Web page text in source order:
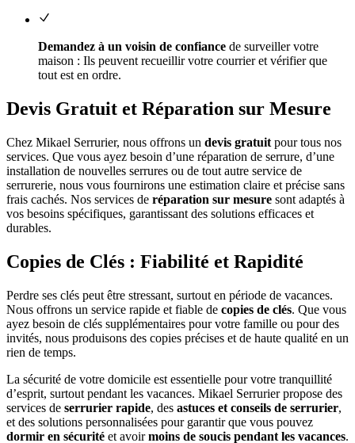
Demandez à un voisin de confiance de surveiller votre
maison : Ils peuvent recueillir votre courrier et vérifier que
tout est en ordre.
Devis Gratuit et Réparation sur Mesure
Chez Mikael Serrurier, nous offrons un devis gratuit pour tous nos
services. Que vous ayez besoin d’une réparation de serrure, d’une
installation de nouvelles serrures ou de tout autre service de
serrurerie, nous vous fournirons une estimation claire et précise sans
frais cachés. Nos services de réparation sur mesure sont adaptés à
vos besoins spécifiques, garantissant des solutions efficaces et
durables.
Copies de Clés : Fiabilité et Rapidité
Perdre ses clés peut être stressant, surtout en période de vacances.
Nous offrons un service rapide et fiable de copies de clés. Que vous
ayez besoin de clés supplémentaires pour votre famille ou pour des
invités, nous produisons des copies précises et de haute qualité en un
rien de temps.
La sécurité de votre domicile est essentielle pour votre tranquillité
d’esprit, surtout pendant les vacances. Mikael Serrurier propose des
services de serrurier rapide, des astuces et conseils de serrurier,
et des solutions personnalisées pour garantir que vous pouvez
dormir en sécurité et avoirmoins de soucis pendant les vacances.